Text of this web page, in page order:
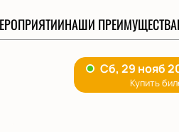
НАШИ ПРЕИМУЩЕСТВА